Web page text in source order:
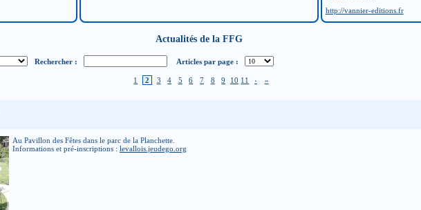
http://vannier-editions.fr
Actualités de la FFG
Rechercher : Articles par page :
1 2 3 4 5 6 7 8 9 10 11 › »
Au Pavillon des Fêtes dans le parc de la Planchette.
Informations et pré-inscriptions : levallois.jeudego.org